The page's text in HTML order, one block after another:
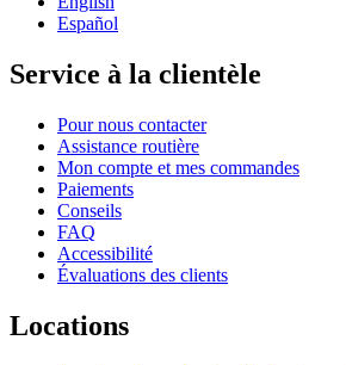
Español
Service à la clientèle
Pour nous contacter
Assistance routière
Mon compte et mes commandes
Paiements
Conseils
FAQ
Accessibilité
Évaluations des clients
Locations